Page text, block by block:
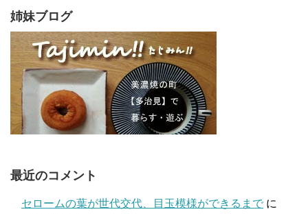
姉妹ブログ
最近のコメント
セロームの葉が世代交代、目玉模様ができるまで に